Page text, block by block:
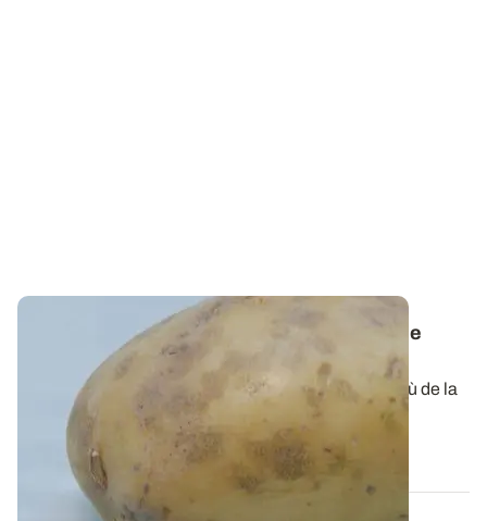
Pomme de terre - Dartrose : une maladie de
présentation à surveiller
La dartrose peut toucher la majorité des parcelles où de la
pomme de terre est cultivée...
26 AOÛT 2021